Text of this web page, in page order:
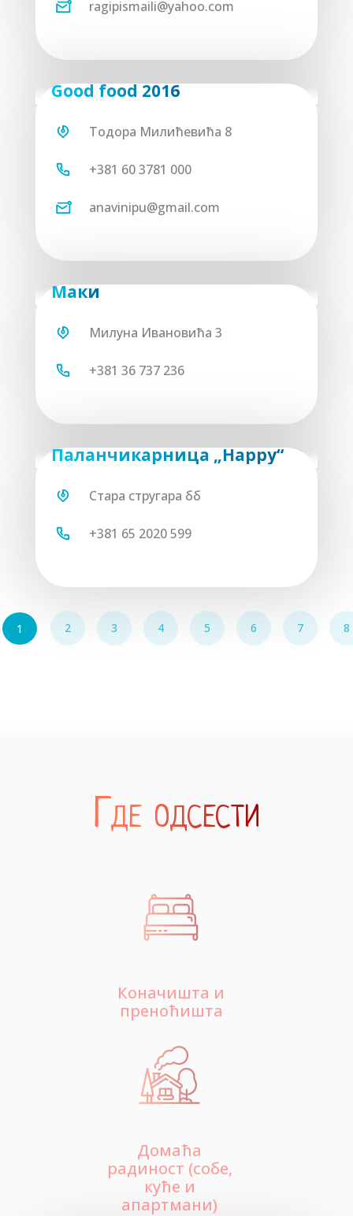
ragipismaili@yahoo.com
Good food 2016
Тодора Милићевића 8
+381 60 3781 000
anavinipu@gmail.com
Маки
Милуна Ивановића 3
+381 36 737 236
Паланчикарница „Happy“
Стара стругара бб
+381 65 2020 599
1 2 3 4 5 6 7 8
Где одсести
Коначишта и
преноћишта
Домаћа
радиност (собе,
куће и
апартмани)